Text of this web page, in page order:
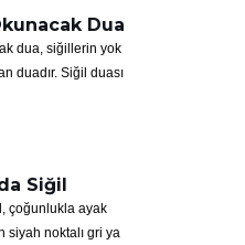
Dua
dua, siğillerin yok
duadır. Siğil duası
Siğil
çoğunlukla ayak
siyah noktalı gri ya